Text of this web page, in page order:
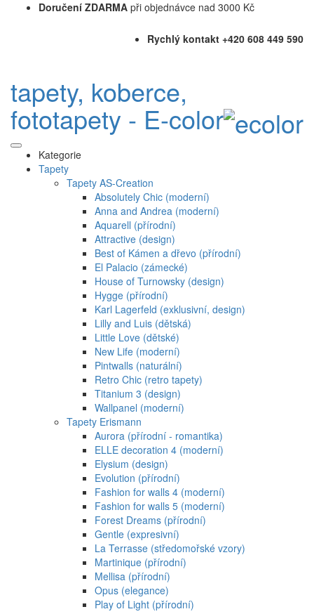
Doručení ZDARMA při objednávce nad 3000 Kč
Rychlý kontakt +420 608 449 590
tapety, koberce,
fototapety - E-color
Kategorie
Tapety
Tapety AS-Creation
Absolutely Chic (moderní)
Anna and Andrea (moderní)
Aquarell (přírodní)
Attractive (design)
Best of Kámen a dřevo (přírodní)
El Palacio (zámecké)
House of Turnowsky (design)
Hygge (přírodní)
Karl Lagerfeld (exklusivní, design)
Lilly and Luis (dětská)
Little Love (dětské)
New Life (moderní)
Pintwalls (naturální)
Retro Chic (retro tapety)
Titanium 3 (design)
Wallpanel (moderní)
Tapety Erismann
Aurora (přírodní - romantika)
ELLE decoration 4 (moderní)
Elysium (design)
Evolution (přírodní)
Fashion for walls 4 (moderní)
Fashion for walls 5 (moderní)
Forest Dreams (přírodní)
Gentle (expresivní)
La Terrasse (středomořské vzory)
Martinique (přírodní)
Mellisa (přírodní)
Opus (elegance)
Play of Light (přírodní)